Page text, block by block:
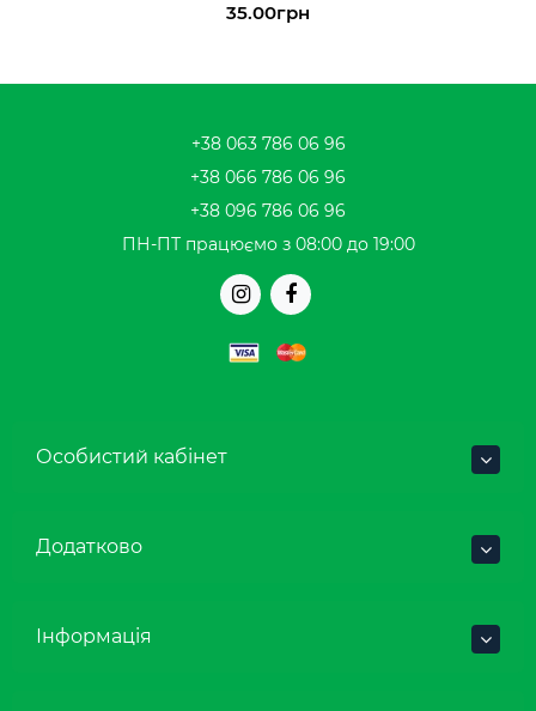
35.00грн
+38 063 786 06 96
+38 066 786 06 96
+38 096 786 06 96
ПН-ПТ працюємо з 08:00 до 19:00
Особистий кабінет
Додатково
Інформація